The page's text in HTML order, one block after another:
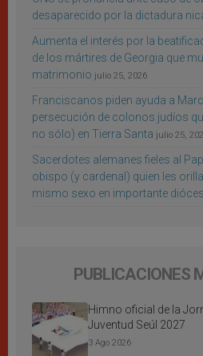
desaparecido por la dictadura
Aumenta el interés por la
de los mártires de Georgia que
matrimonio julio 25, 2026
Franciscanos piden ayuda a
persecución de colonos judíos
no sólo) en Tierra Santa julio 25,
Sacerdotes alemanes fieles al
obispo (y cardenal) quien les
mismo sexo en importante
PUBLICACIONES
Himno oficial de la
Juventud Seúl 2027
3 Ago 2026